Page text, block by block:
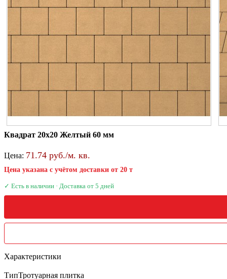
Квадрат 20х20 Желтый 60 мм
Цена: 71.74 руб./м. кв.
Цена указана с учётом доставки от 20 т
✓ Есть в наличии · Доставка от 5 дней
Характеристики
ТипТротуарная плитка